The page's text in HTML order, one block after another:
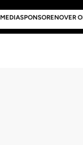
MEDIASPONSORENOVER